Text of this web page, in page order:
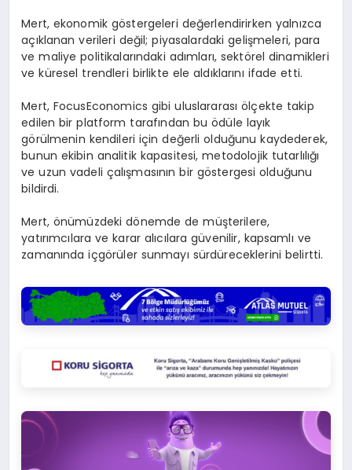
Mert, ekonomik göstergeleri değerlendirirken yalnızca
açıklanan verileri değil; piyasalardaki gelişmeleri, para
ve maliye politikalarındaki adımları, sektörel dinamikleri
ve küresel trendleri birlikte ele aldıklarını ifade etti.
Mert, FocusEconomics gibi uluslararası ölçekte takip
edilen bir platform tarafından bu ödüle layık
görülmenin kendileri için değerli olduğunu kaydederek,
bunun ekibin analitik kapasitesi, metodolojik tutarlılığı
ve uzun vadeli çalışmasının bir göstergesi olduğunu
bildirdi.
Mert, önümüzdeki dönemde de müşterilere,
yatırımcılara ve karar alıcılara güvenilir, kapsamlı ve
zamanında içgörüler sunmayı sürdüreceklerini belirtti.